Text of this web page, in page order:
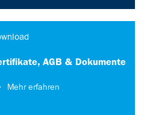
AGB & Dokumente
Mehr erfahren